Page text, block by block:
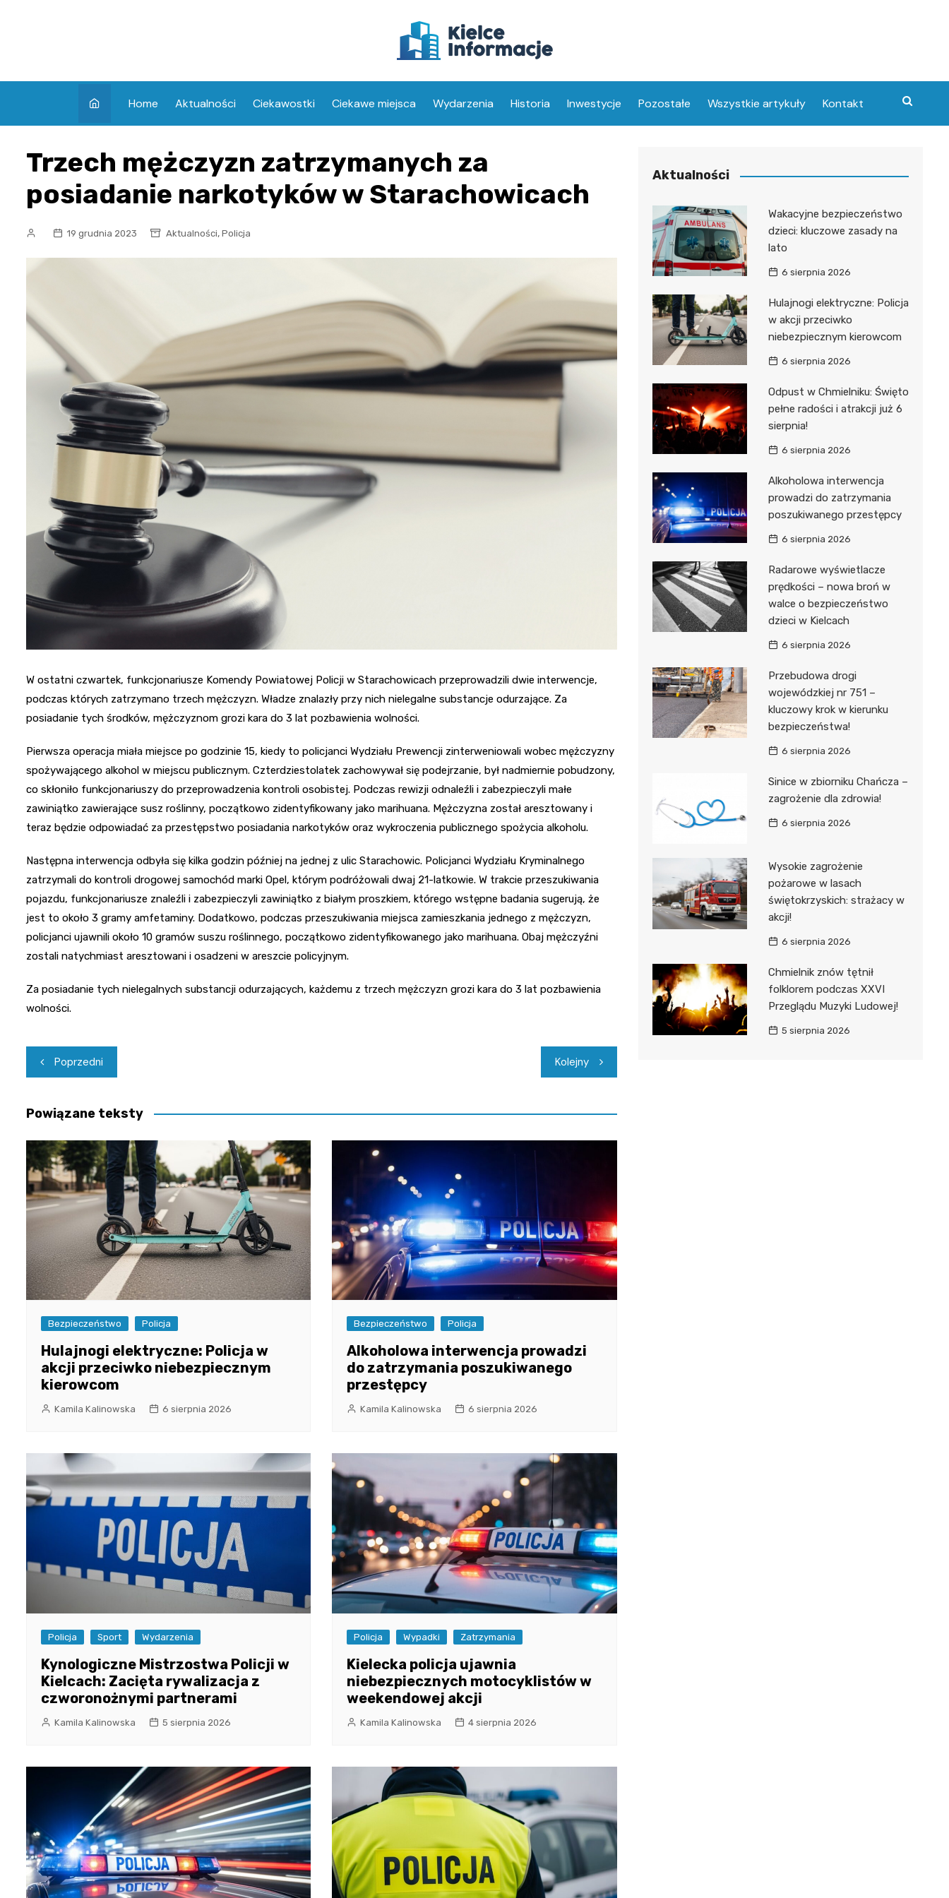
Home Aktualności Ciekawostki Ciekawe miejsca Wydarzenia Historia Inwestycje Pozostałe Wszystkie artykuły Kontakt
Trzech mężczyzn zatrzymanych za
posiadanie narkotyków w Starachowicach
19 grudnia 2023 Aktualności, Policja
W ostatni czwartek, funkcjonariusze Komendy Powiatowej Policji w Starachowicach przeprowadzili dwie interwencje,
podczas których zatrzymano trzech mężczyzn. Władze znalazły przy nich nielegalne substancje odurzające. Za
posiadanie tych środków, mężczyznom grozi kara do 3 lat pozbawienia wolności.
Pierwsza operacja miała miejsce po godzinie 15, kiedy to policjanci Wydziału Prewencji zinterweniowali wobec mężczyzny
spożywającego alkohol w miejscu publicznym. Czterdziestolatek zachowywał się podejrzanie, był nadmiernie pobudzony,
co skłoniło funkcjonariuszy do przeprowadzenia kontroli osobistej. Podczas rewizji odnaleźli i zabezpieczyli małe
zawiniątko zawierające susz roślinny, początkowo zidentyfikowany jako marihuana. Mężczyzna został aresztowany i
teraz będzie odpowiadać za przestępstwo posiadania narkotyków oraz wykroczenia publicznego spożycia alkoholu.
Następna interwencja odbyła się kilka godzin później na jednej z ulic Starachowic. Policjanci Wydziału Kryminalnego
zatrzymali do kontroli drogowej samochód marki Opel, którym podróżowali dwaj 21-latkowie. W trakcie przeszukiwania
pojazdu, funkcjonariusze znaleźli i zabezpieczyli zawiniątko z białym proszkiem, którego wstępne badania sugerują, że
jest to około 3 gramy amfetaminy. Dodatkowo, podczas przeszukiwania miejsca zamieszkania jednego z mężczyzn,
policjanci ujawnili około 10 gramów suszu roślinnego, początkowo zidentyfikowanego jako marihuana. Obaj mężczyźni
zostali natychmiast aresztowani i osadzeni w areszcie policyjnym.
Za posiadanie tych nielegalnych substancji odurzających, każdemu z trzech mężczyzn grozi kara do 3 lat pozbawienia
wolności.
Nawigacja
wpisu
Poprzedni Kolejny
Powiązane teksty
Bezpieczeństwo Policja
Hulajnogi elektryczne: Policja w
akcji przeciwko niebezpiecznym
kierowcom
Kamila Kalinowska 6 sierpnia 2026
Bezpieczeństwo Policja
Alkoholowa interwencja prowadzi
do zatrzymania poszukiwanego
przestępcy
Kamila Kalinowska 6 sierpnia 2026
Policja Sport Wydarzenia
Kynologiczne Mistrzostwa Policji w
Kielcach: Zacięta rywalizacja z
czworonożnymi partnerami
Kamila Kalinowska 5 sierpnia 2026
Policja Wypadki Zatrzymania
Kielecka policja ujawnia
niebezpiecznych motocyklistów w
weekendowej akcji
Kamila Kalinowska 4 sierpnia 2026
Aktualności
Wakacyjne bezpieczeństwo
dzieci: kluczowe zasady na
lato
6 sierpnia 2026
Hulajnogi elektryczne: Policja
w akcji przeciwko
niebezpiecznym kierowcom
6 sierpnia 2026
Odpust w Chmielniku: Święto
pełne radości i atrakcji już 6
sierpnia!
6 sierpnia 2026
Alkoholowa interwencja
prowadzi do zatrzymania
poszukiwanego przestępcy
6 sierpnia 2026
Radarowe wyświetlacze
prędkości – nowa broń w
walce o bezpieczeństwo
dzieci w Kielcach
6 sierpnia 2026
Przebudowa drogi
wojewódzkiej nr 751 –
kluczowy krok w kierunku
bezpieczeństwa!
6 sierpnia 2026
Sinice w zbiorniku Chańcza –
zagrożenie dla zdrowia!
6 sierpnia 2026
Wysokie zagrożenie
pożarowe w lasach
świętokrzyskich: strażacy w
akcji!
6 sierpnia 2026
Chmielnik znów tętnił
folklorem podczas XXVI
Przeglądu Muzyki Ludowej!
5 sierpnia 2026